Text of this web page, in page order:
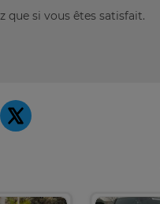
que si vous êtes satisfait.